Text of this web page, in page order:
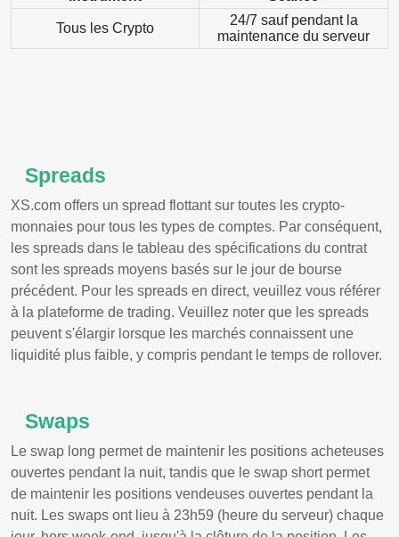
Tous les Crypto
24/7 sauf pendant la
maintenance du serveur
Spreads
XS.com offers un spread flottant sur toutes les crypto-
monnaies pour tous les types de comptes. Par conséquent,
les spreads dans le tableau des spécifications du contrat
sont les spreads moyens basés sur le jour de bourse
précédent. Pour les spreads en direct, veuillez vous référer
à la plateforme de trading. Veuillez noter que les spreads
peuvent s'élargir lorsque les marchés connaissent une
liquidité plus faible, y compris pendant le temps de rollover.
Swaps
Le swap long permet de maintenir les positions acheteuses
ouvertes pendant la nuit, tandis que le swap short permet
de maintenir les positions vendeuses ouvertes pendant la
nuit. Les swaps ont lieu à 23h59 (heure du serveur) chaque